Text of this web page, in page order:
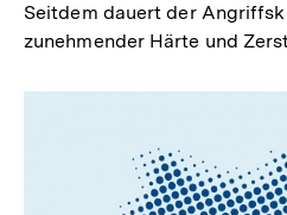
Seitdem dauert der
zunehmender Härte und